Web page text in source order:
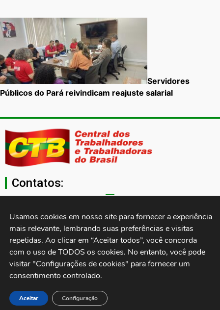
Servidores
Públicos do Pará reivindicam reajuste salarial
Contatos:
11 3874-0040
Rua Cardoso de Almeida, 1843, Sumaré São Paulo - SP -
Brasil CEP: 01251-001
Desenvolvido por:
Usamos cookies em nosso site para fornecer a experiência
mais relevante, lembrando suas preferências e visitas
repetidas. Ao clicar em “Aceitar todos”, você concorda
com o uso de TODOS os cookies. No entanto, você pode
visitar "Configurações de cookies" para fornecer um
consentimento controlado.
Aceitar Configuração